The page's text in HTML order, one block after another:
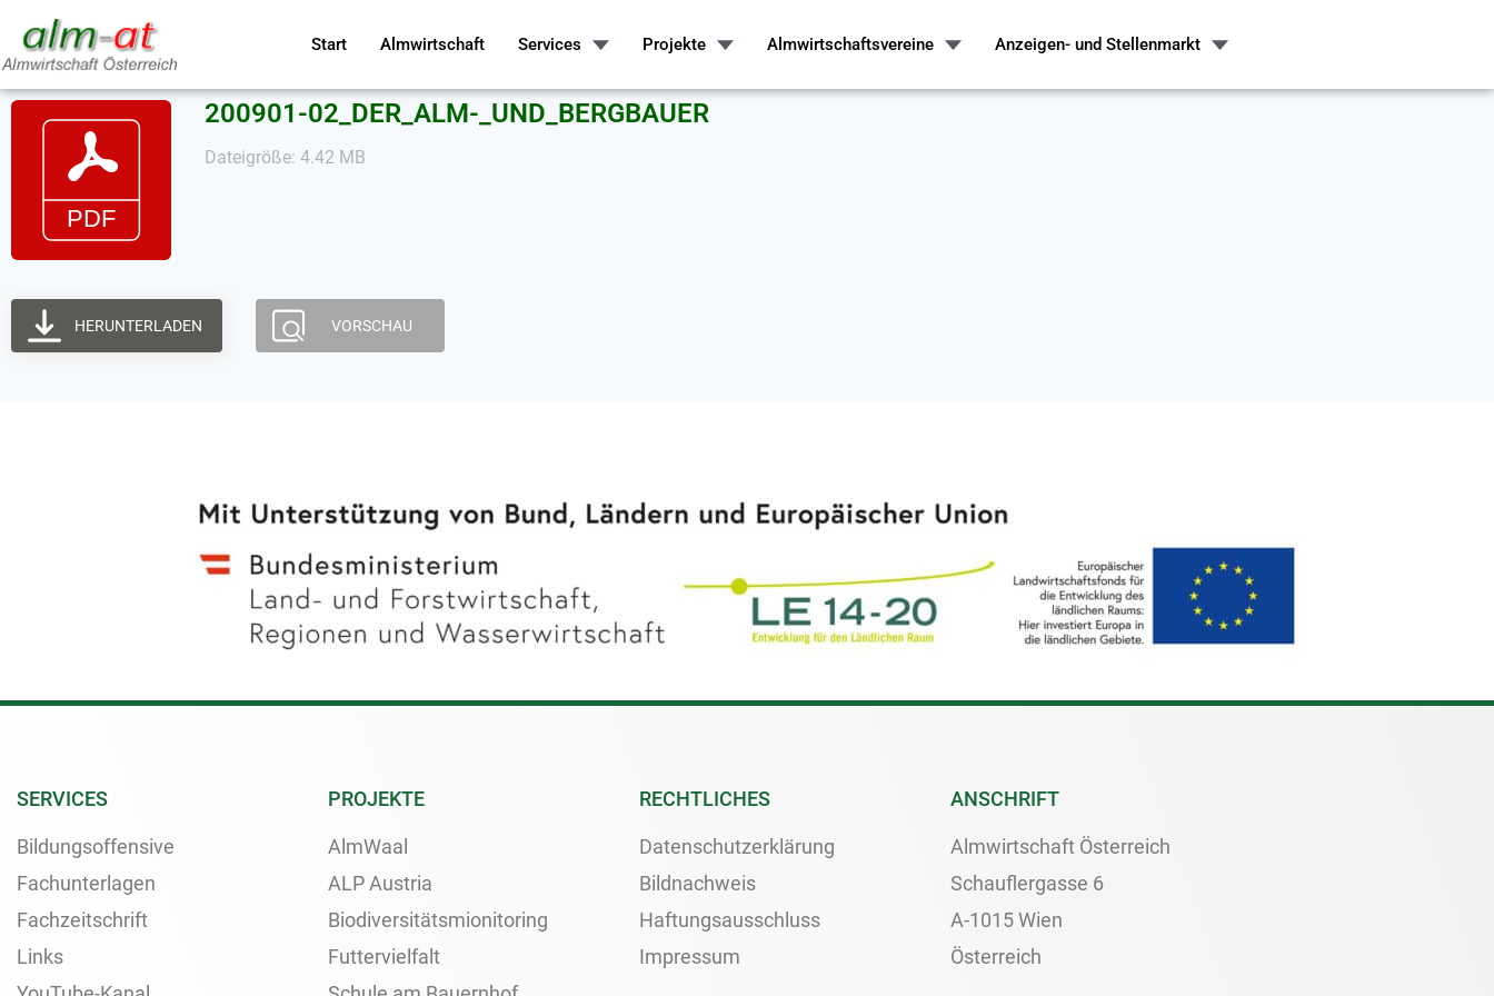
Start Almwirtschaft Services Projekte Almwirtschaftsvereine Anzeigen- und Stellenmarkt
200901-02_DER_ALM-_UND_BERGBAUER
Dateigröße: 4.42 MB
HERUNTERLADEN VORSCHAU
SERVICES
Bildungsoffensive
Fachunterlagen
Fachzeitschrift
Links
PROJEKTE
AlmWaal
ALP Austria
Biodiversitätsmionitoring
Futtervielfalt
RECHTLICHES
Datenschutzerklärung
Bildnachweis
Haftungsausschluss
Impressum
ANSCHRIFT
Almwirtschaft Österreich
Schauflergasse 6
A-1015 Wien
Österreich